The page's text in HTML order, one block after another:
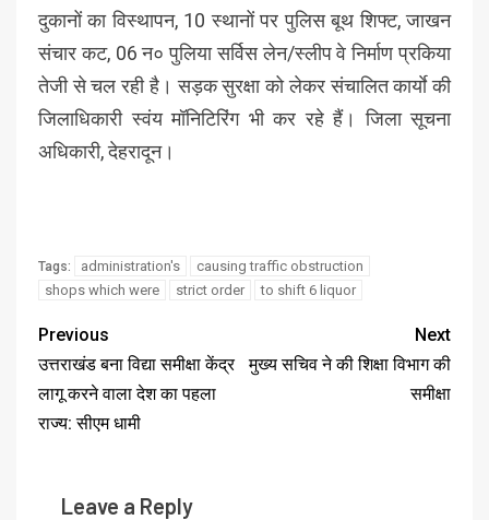
दुकानों का विस्थापन, 10 स्थानों पर पुलिस बूथ शिफ्ट, जाखन
संचार कट, 06 न० पुलिया सर्विस लेन/स्लीप वे निर्माण प्रकिया
तेजी से चल रही है। सड़क सुरक्षा को लेकर संचालित कार्याे की
जिलाधिकारी स्वंय मॉनिटिरिंग भी कर रहे हैं। जिला सूचना
अधिकारी, देहरादून।
Tags: administration's
causing traffic obstruction
shops which were
strict order to shift 6 liquor
Previous
उत्तराखंड बना विद्या समीक्षा केंद्र
लागू करने वाला देश का पहला
राज्य: सीएम धामी
Next
मुख्य सचिव ने की शिक्षा विभाग की
समीक्षा
Leave a Reply